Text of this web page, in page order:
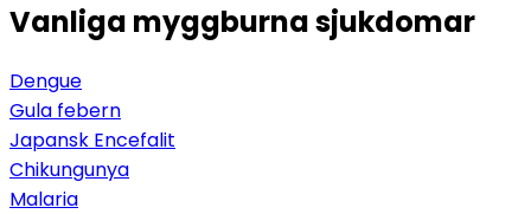
Vanliga myggburna sjukdomar
Dengue
Gula febern
Japansk Encefalit
Chikungunya
Malaria